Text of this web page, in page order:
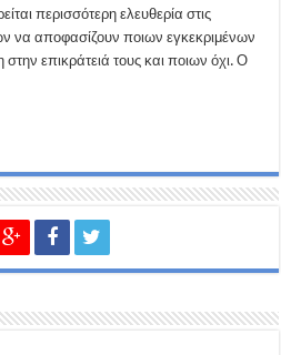
περισσότερη ελευθερία στις
να αποφασίζουν ποιων εγκεκριμένων
επικράτειά τους και ποιων όχι. Ο